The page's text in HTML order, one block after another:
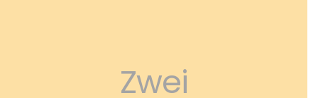
Zwei